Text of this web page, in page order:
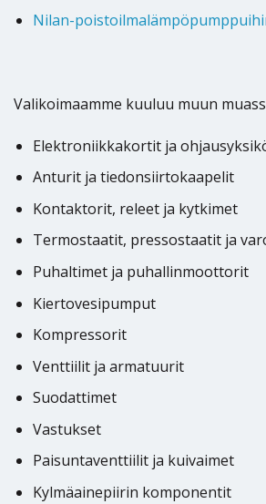
Nilan-
Valikoimaamme kuuluu muun
Elektroniikkakortit ja
Anturit ja tiedonsiirtokaapelit
Kontaktorit, releet ja kytkimet
Termostaatit, pressostaatit ja
Puhaltimet ja puhallinmoottorit
Kiertovesipumput
Kompressorit
Venttiilit ja armatuurit
Suodattimet
Vastukset
Paisuntaventtiilit ja kuivaimet
Kylmäainepiirin komponentit